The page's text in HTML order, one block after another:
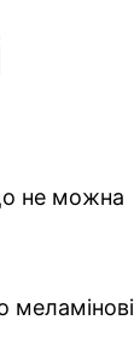
не можна
меламінові